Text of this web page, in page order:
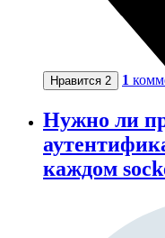
Нравится 2 1
Нужно ли
каждом